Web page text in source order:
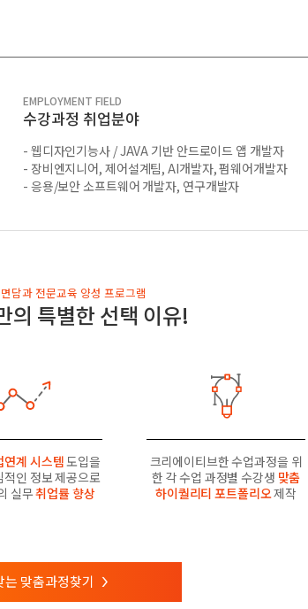
EMPLOYMENT FIELD
수강과정 취업분야
- 웹디자인기능사 / JAVA 기반 안드로이드 앱 개발자
- 장비엔지니어, 제어설계팀, AI개발자, 펌웨어개발자
- 응용/보안 소프트웨어 개발자, 연구개발자
담과 전문교육 양성 프로그램
의 특별한 선택 이유!
연계 시스템도입을
적인 정보 제공으로
실무취업률 향상
크리에이티브한 수업과정을 위
한 각 수업 과정별 수강생 맞춤
하이퀄리티 포트폴리오제작
는 맞춤과정찾기 >